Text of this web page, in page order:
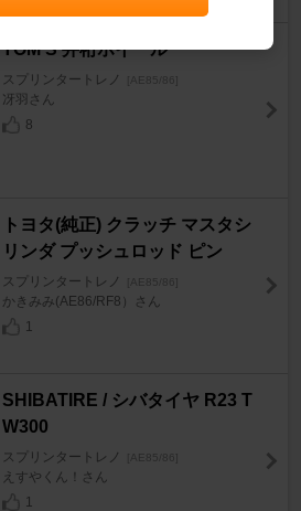
TOM'S 井桁ホイール
スプリンタートレノ [AE85/86]
冴羽さん
8
トヨタ(純正) クラッチ マスタシ
リンダ プッシュロッド ピン
スプリンタートレノ [AE85/86]
かきみみ(AE86/RF8）さん
1
SHIBATIRE / シバタイヤ R23 T
W300
スプリンタートレノ [AE85/86]
えすやくん！さん
1